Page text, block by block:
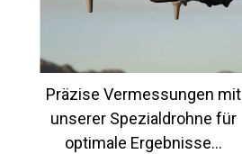
Präzise Vermessungen mit
unserer Spezialdrohne für
optimale Ergebnisse...